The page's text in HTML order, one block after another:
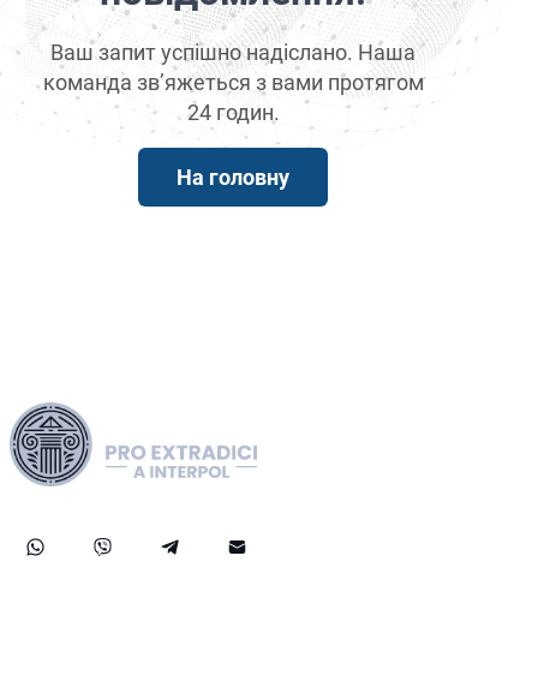
Фіолетове
Чорне
Ваш запит успішно надіслано. Наша
команда зв’яжеться з вами протягом
24 годин.
На головну